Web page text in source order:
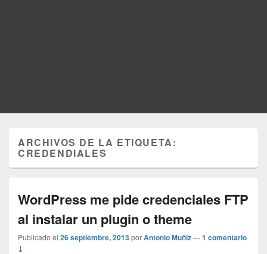
ARCHIVOS DE LA ETIQUETA:
CREDENDIALES
WordPress me pide credenciales FTP
al instalar un plugin o theme
Publicado el 26 septiembre, 2013porAntonio Muñiz—1 comentario
↓